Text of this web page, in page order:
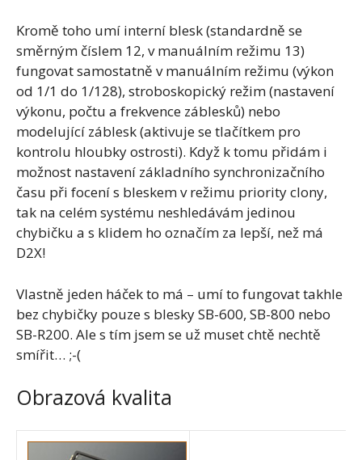
Kromě toho umí interní blesk (standardně se
směrným číslem 12, v manuálním režimu 13)
fungovat samostatně v manuálním režimu (výkon
od 1/1 do 1/128), stroboskopický režim (nastavení
výkonu, počtu a frekvence záblesků) nebo
modelující záblesk (aktivuje se tlačítkem pro
kontrolu hloubky ostrosti). Když k tomu přidám i
možnost nastavení základního synchronizačního
času při focení s bleskem v režimu priority clony,
tak na celém systému neshledávám jedinou
chybičku a s klidem ho označím za lepší, než má
D2X!
Vlastně jeden háček to má – umí to fungovat takhle
bez chybičky pouze s blesky SB-600, SB-800 nebo
SB-R200. Ale s tím jsem se už muset chtě nechtě
smířit… ;-(
Obrazová kvalita